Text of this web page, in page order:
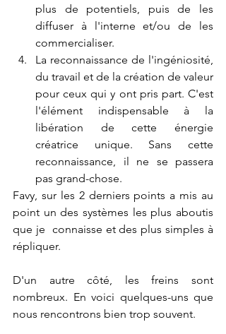
plus de potentiels, puis de les
diffuser à l'interne et/ou de les
commercialiser.
La reconnaissance de l'ingéniosité,
du travail et de la création de valeur
pour ceux qui y ont pris part. C'est
l'élément indispensable à la
libération de cette énergie
créatrice unique. Sans cette
reconnaissance, il ne se passera
pas grand-chose.
Favy, sur les 2 derniers points a mis au
point un des systèmes les plus aboutis
que je  connaisse et des plus simples à
répliquer.
D'un autre côté, les freins sont
nombreux. En voici quelques-uns que
nous rencontrons bien trop souvent.